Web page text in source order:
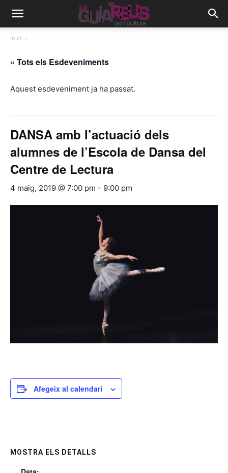
Inici
« Tots els Esdeveniments
Aquest esdeveniment ja ha passat.
DANSA amb l’actuació dels
alumnes de l’Escola de Dansa del
Centre de Lectura
4 maig, 2019 @ 7:00 pm - 9:00 pm
Afegeix al calendari
MOSTRA ELS DETALLS